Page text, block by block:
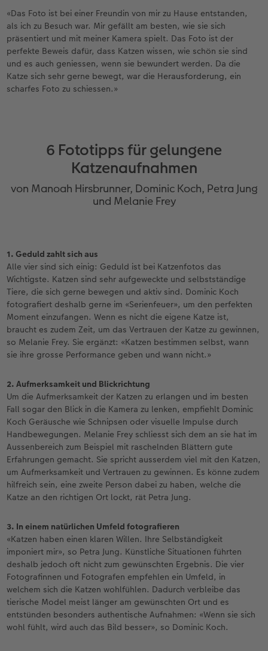
«Das Foto ist bei einer Freundin von mir zu Hause entstanden,
als ich zu Besuch war. Mir gefällt am besten, wie sie sich
präsentiert und mit meiner Kamera spielt. Das Foto ist der
perfekte Beweis dafür, dass Katzen wissen, wie schön sie sind
und es auch geniessen, wenn sie bewundert werden. Da die
Katze sich sehr gerne bewegt, war die Herausforderung, ein
scharfes Foto zu schiessen.»
6 Fototipps für gelungene
Katzenaufnahmen
von Manoah Hirsbrunner, Dominic Koch, Petra Jung
und Melanie Frey
1. Geduld zahlt sich aus
Alle vier sind sich einig: Geduld ist bei Katzenfotos das
Wichtigste. Katzen sind sehr aufgeweckte und selbstständige
Tiere, die sich gerne bewegen und aktiv sind. Dominic Koch
fotografiert deshalb gerne im «Serienfeuer», um den perfekten
Moment einzufangen. Wenn es nicht die eigene Katze ist,
braucht es zudem Zeit, um das Vertrauen der Katze zu gewinnen,
so Melanie Frey. Sie ergänzt: «Katzen bestimmen selbst, wann
sie ihre grosse Performance geben und wann nicht.»
2. Aufmerksamkeit und Blickrichtung
Um die Aufmerksamkeit der Katzen zu erlangen und im besten
Fall sogar den Blick in die Kamera zu lenken, empfiehlt Dominic
Koch Geräusche wie Schnipsen oder visuelle Impulse durch
Handbewegungen. Melanie Frey schliesst sich dem an sie hat im
Aussenbereich zum Beispiel mit raschelnden Blättern gute
Erfahrungen gemacht. Sie spricht ausserdem viel mit den Katzen,
um Aufmerksamkeit und Vertrauen zu gewinnen. Es könne zudem
hilfreich sein, eine zweite Person dabei zu haben, welche die
Katze an den richtigen Ort lockt, rät Petra Jung.
3. In einem natürlichen Umfeld fotografieren
«Katzen haben einen klaren Willen. Ihre Selbständigkeit
imponiert mir», so Petra Jung. Künstliche Situationen führten
deshalb jedoch oft nicht zum gewünschten Ergebnis. Die vier
Fotografinnen und Fotografen empfehlen ein Umfeld, in
welchem sich die Katzen wohlfühlen. Dadurch verbleibe das
tierische Model meist länger am gewünschten Ort und es
entstünden besonders authentische Aufnahmen: «Wenn sie sich
wohl fühlt, wird auch das Bild besser», so Dominic Koch.